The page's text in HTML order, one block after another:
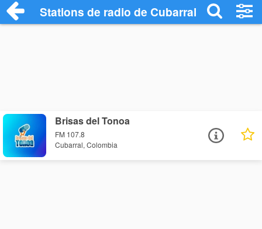
Stations de radio de Cubarral
Brisas del Tonoa
FM 107.8
Cubarral, Colombia